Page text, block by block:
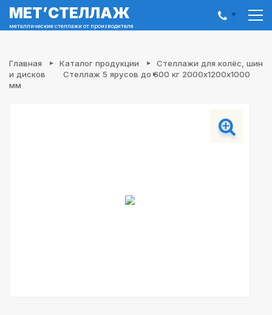
МЕТ’СТЕЛЛАЖ
металлические стеллажи от производителя
Главная Каталог продукции
Стеллажи для колёс, шин
и дисков
Стеллаж 5 ярусов до 600 кг 2000х1200х1000
мм